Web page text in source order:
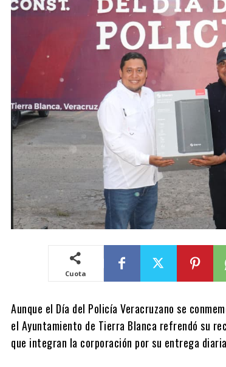
Cuota
Aunque el Día del Policía Veracruzano se
el Ayuntamiento de Tierra Blanca refrendó su
que integran la corporación por su entrega